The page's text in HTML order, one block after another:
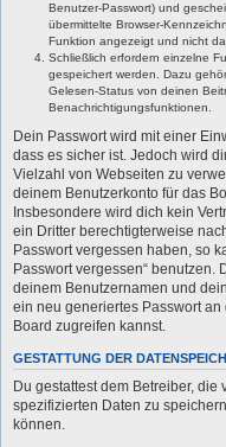
Benutzer-Passwort) und
übermittelte Browser-
Funktion angezeigt und nicht
Schließlich erfordern einzelne
gespeichert werden. Dazu
Gelesen-Status von deinen
Benachrichtigungsfunktionen.
Dein Passwort wird mit einer
dass es sicher ist. Jedoch wird
Vielzahl von Webseiten zu
deinem Benutzerkonto für das
Insbesondere wird dich kein
ein Dritter berechtigterweise
Passwort vergessen haben, so
Passwort vergessen“ benutzen.
deinem Benutzernamen und
ein neu generiertes Passwort
Board zugreifen kannst.
GESTATTUNG DER
Du gestattest dem Betreiber,
spezifizierten Daten zu
können.